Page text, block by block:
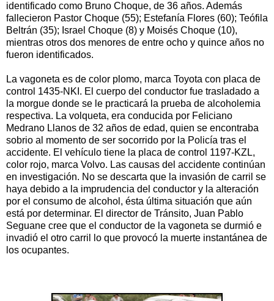
identificado como Bruno Choque, de 36 años. Además
fallecieron Pastor Choque (55); Estefanía Flores (60); Teófila
Beltrán (35); Israel Choque (8) y Moisés Choque (10),
mientras otros dos menores de entre ocho y quince años no
fueron identificados.
La vagoneta es de color plomo, marca Toyota con placa de
control 1435-NKI. El cuerpo del conductor fue trasladado a
la morgue donde se le practicará la prueba de alcoholemia
respectiva. La volqueta, era conducida por Feliciano
Medrano Llanos de 32 años de edad, quien se encontraba
sobrio al momento de ser socorrido por la Policía tras el
accidente. El vehículo tiene la placa de control 1197-KZL,
color rojo, marca Volvo. Las causas del accidente continúan
en investigación. No se descarta que la invasión de carril se
haya debido a la imprudencia del conductor y la alteración
por el consumo de alcohol, ésta última situación que aún
está por determinar. El director de Tránsito, Juan Pablo
Seguane cree que el conductor de la vagoneta se durmió e
invadió el otro carril lo que provocó la muerte instantánea de
los ocupantes.